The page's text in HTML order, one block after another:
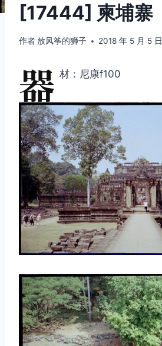
[17444] 柬埔寨
作者 放风筝的狮子 2018 年 5 月 5 日
器 材：尼康f100